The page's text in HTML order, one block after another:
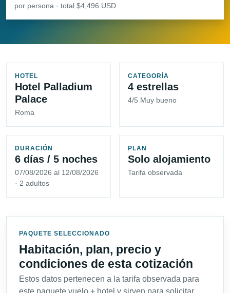
por persona · total $4,496 USD
HOTEL
Hotel Palladium
Palace
Roma
CATEGORÍA
4 estrellas
4/5 Muy bueno
DURACIÓN
6 días / 5 noches
07/08/2026 al 12/08/2026
· 2 adultos
PLAN
Solo alojamiento
Tarifa observada
PAQUETE SELECCIONADO
Habitación, plan, precio y
condiciones de esta cotización
Estos datos pertenecen a la tarifa observada para